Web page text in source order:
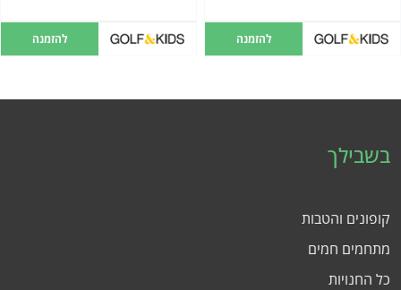
להזמנה להזמנה
בשבילך
קופונים והטבות
מתחמים חמים
כל החנויות